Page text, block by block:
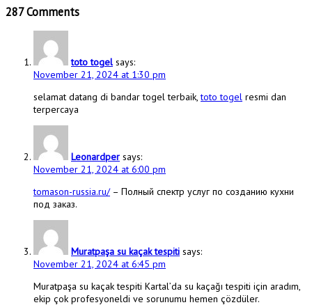
287 Comments
toto togel says:
November 21, 2024 at 1:30 pm
selamat datang di bandar togel terbaik,toto togel resmi dan
terpercaya
Leonardper says:
November 21, 2024 at 6:00 pm
tomason-russia.ru/– Полный спектр услуг по созданию кухни
под заказ.
Muratpaşa su kaçak tespiti says:
November 21, 2024 at 6:45 pm
Muratpaşa su kaçak tespiti Kartal’da su kaçağı tespiti için aradım,
ekip çok profesyoneldi ve sorunumu hemen çözdüler.